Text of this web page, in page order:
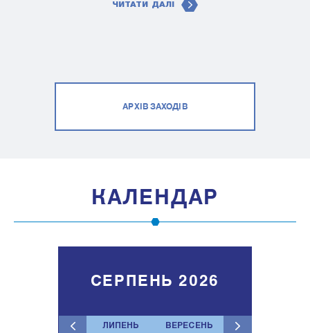
ЧИТАТИ ДАЛІ
АРХІВ ЗАХОДІВ
КАЛЕНДАР
ЛИПЕНЬ ВЕРЕСЕНЬ
СЕРПЕНЬ 2026